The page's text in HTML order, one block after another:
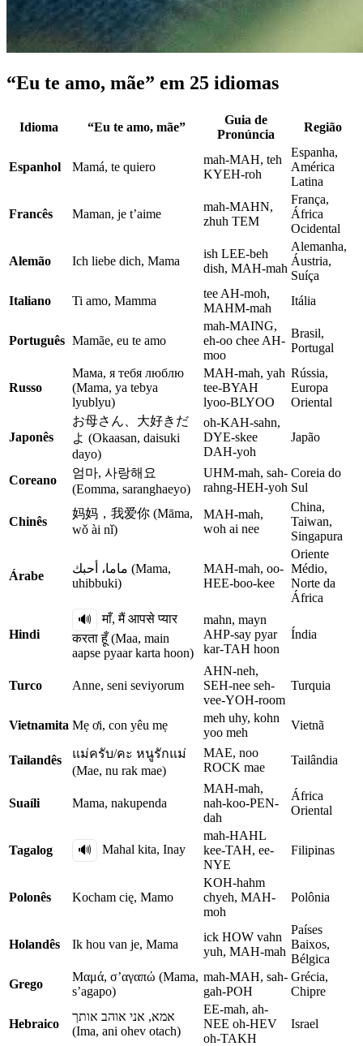
“Eu te amo, mãe” em 25 idiomas
Idioma “Eu te amo, mãe”
Guia de
Pronúncia
Região
Espanhol Mamá, te quiero
mah-MAH, teh
KYEH-roh
Espanha,
América
Latina
Francês Maman, je t’aime
mah-MAHN,
zhuh TEM
França,
África
Ocidental
Alemão Ich liebe dich, Mama
ish LEE-beh
dish, MAH-mah
Alemanha,
Áustria,
Suíça
Italiano
Ti amo, Mamma
tee AH-moh,
MAHM-mah
Itália
Português Mamãe, eu te amo
mah-MAING,
eh-oo chee AH-
moo
Brasil,
Portugal
Russo
Мама, я тебя люблю
(Mama, ya tebya
lyublyu)
MAH-mah, yah
tee-BYAH
lyoo-BLYOO
Rússia,
Europa
Oriental
Japonês
お母さん、大好きだ
よ (Okaasan, daisuki
dayo)
oh-KAH-sahn,
DYE-skee
DAH-yoh
Japão
Coreano
엄마, 사랑해요
(Eomma, saranghaeyo)
UHM-mah, sah-
rahng-HEH-yoh
Coreia do
Sul
Chinês
妈妈，我爱你 (Māma,
wǒ ài nǐ)
MAH-mah,
woh ai nee
China,
Taiwan,
Singapura
Árabe
ماما، أحبك (Mama,
uhibbuki)
MAH-mah, oo-
HEE-boo-kee
Oriente
Médio,
Norte da
África
Hindi
🔊
माँ, मैं आपसे प्यार
करता हूँ (Maa, main
aapse pyaar karta hoon)
mahn, mayn
AHP-say pyar
kar-TAH hoon
Índia
Turco Anne, seni seviyorum
AHN-neh,
SEH-nee seh-
vee-YOH-room
Turquia
Vietnamita Mẹ ơi, con yêu mẹ
meh uhy, kohn
yoo meh
Vietnã
Tailandês
แม่ครับ/คะ หนูรักแม่
(Mae, nu rak mae)
MAE, noo
ROCK mae
Tailândia
Suaíli Mama, nakupenda
MAH-mah,
nah-koo-PEN-
dah
África
Oriental
Tagalog 🔊 Mahal kita, Inay
mah-HAHL
kee-TAH, ee-
NYE
Filipinas
Polonês Kocham cię, Mamo
KOH-hahm
chyeh, MAH-
moh
Polônia
Holandês Ik hou van je, Mama
ick HOW vahn
yuh, MAH-mah
Países
Baixos,
Bélgica
Grego
Μαμά, σ’αγαπώ (Mama,
s’agapo)
mah-MAH, sah-
gah-POH
Grécia,
Chipre
Hebraico
אמא, אני אוהב אותך
(Ima, ani ohev otach)
EE-mah, ah-
NEE oh-HEV
oh-TAKH
Israel